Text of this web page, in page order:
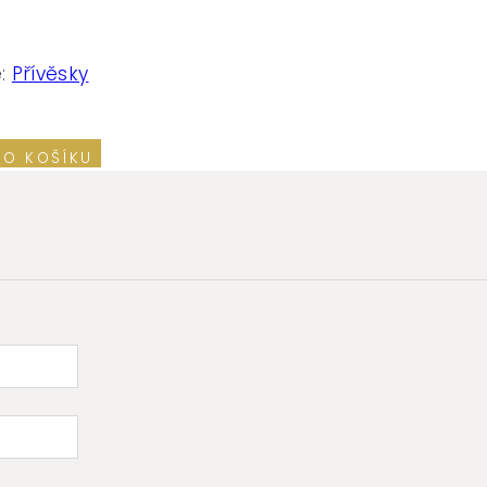
Přívěsky
KOŠÍKU